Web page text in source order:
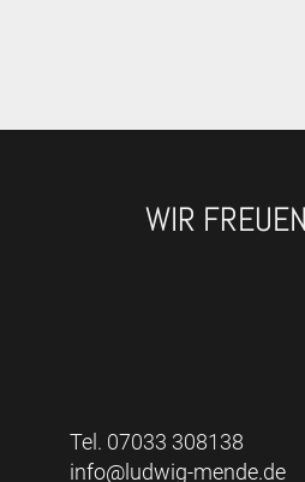
WIR
Tel. 07033 308138
info@ludwig-mende.de